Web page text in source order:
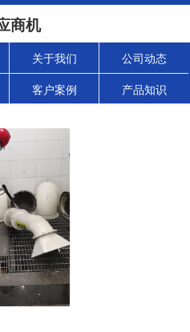
商机
关于我们 公司动态
客户案例 产品知识